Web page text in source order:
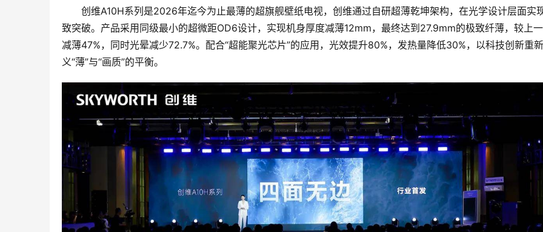
创维A10H系列是2026年迄今为止最薄的超旗舰壁纸电视，创维通过自研超薄乾坤架构，在光学设计层面实
致突破。产品采用同级最小的超微距OD6设计，实现机身厚度减薄12mm，最终达到27.9mm的极致纤薄，较上
减薄47%，同时光晕减少72.7%。配合“超能聚光芯片”的应用，光效提升80%，发热量降低30%，以科技创新重
义“薄”与“画质”的平衡。